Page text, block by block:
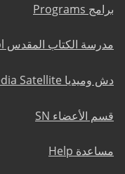
برامج Programs
مدرسة الكتاب المقدس Bible School
دش وميديا Media Satellite
قسم الأعضاء SN
مساعدة Help